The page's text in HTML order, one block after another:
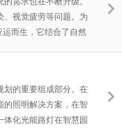
、视觉疲劳等问题。为
而生，它结合了自然
用场景，展现其引领
划的重要组成部分。在
的照明解决方案，在智
化光能路灯在智慧园